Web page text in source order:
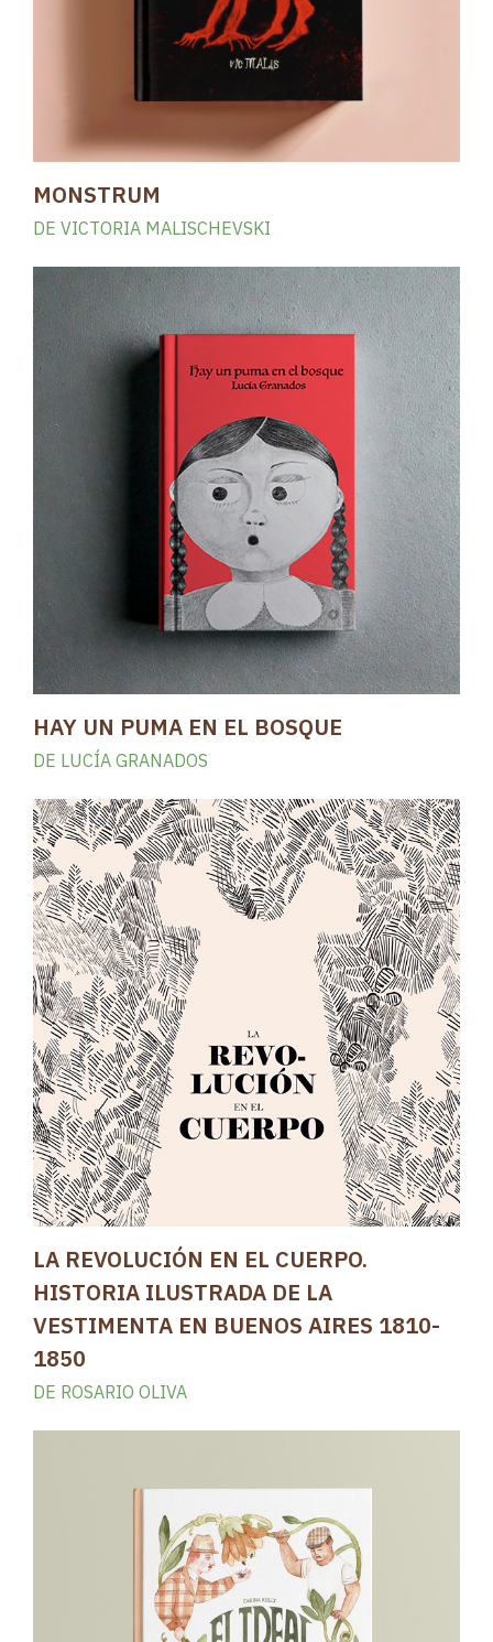
MONSTRUM
DE VICTORIA MALISCHEVSKI
HAY UN PUMA EN EL BOSQUE
DE LUCÍA GRANADOS
LA REVOLUCIÓN EN EL CUERPO.
HISTORIA ILUSTRADA DE LA
VESTIMENTA EN BUENOS AIRES 1810-
1850
DE ROSARIO OLIVA